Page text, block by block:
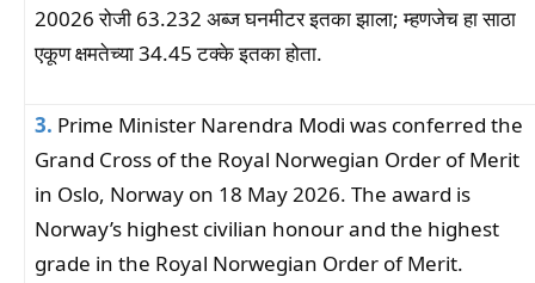
20026 रोजी 63.232 अब्ज घनमीटर इतका झाला; म्हणजेच हा साठा
एकूण क्षमतेच्या 34.45 टक्के इतका होता.
3. Prime Minister Narendra Modi was conferred the
Grand Cross of the Royal Norwegian Order of Merit
in Oslo, Norway on 18 May 2026. The award is
Norway’s highest civilian honour and the highest
grade in the Royal Norwegian Order of Merit.